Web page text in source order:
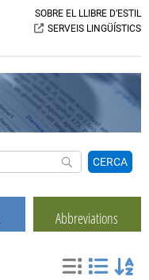
SOBRE EL LLIBRE D’ESTIL
SERVEIS LINGÜÍSTICS
CERCA
Abbreviations